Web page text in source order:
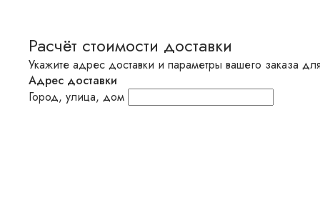
Расчёт стоимости доставки
Укажите адрес доставки и параметры вашего заказа
Адрес доставки
Город, улица, дом